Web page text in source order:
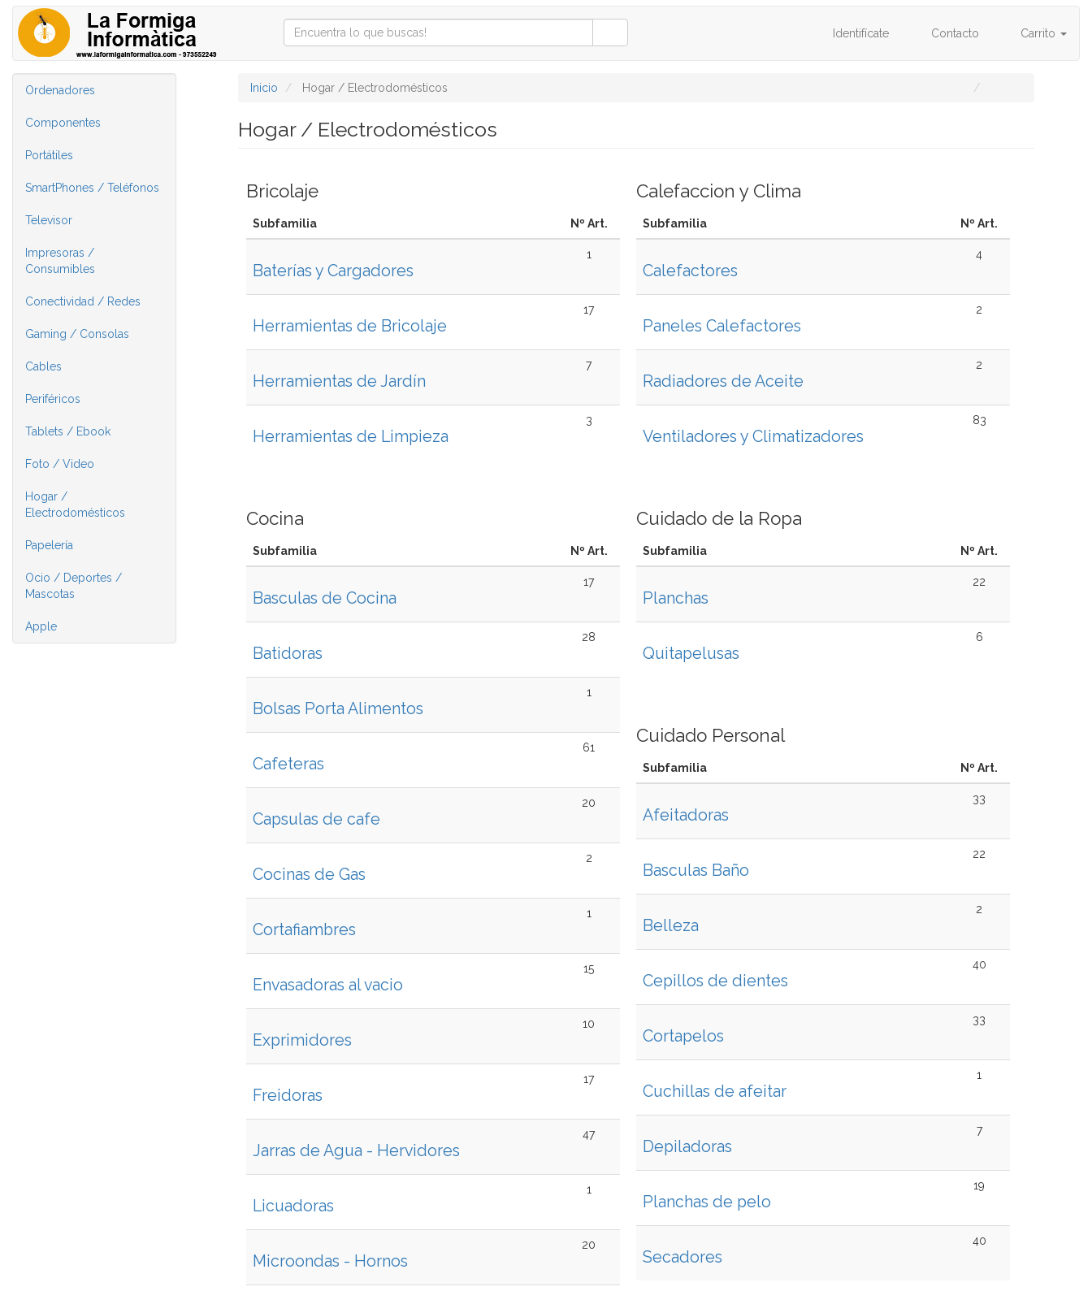
Identifícate Contacto Carrito
Ordenadores
Componentes
Portátiles
SmartPhones / Teléfonos
Televisor
Impresoras /
Consumibles
Conectividad / Redes
Gaming / Consolas
Cables
Periféricos
Tablets / Ebook
Foto / Video
Hogar /
Electrodomésticos
Papelería
Ocio / Deportes /
Mascotas
Apple
Inicio Hogar / Electrodomésticos
Hogar / Electrodomésticos
Bricolaje
Subfamilia Nº Art.
Baterías y Cargadores
1
Herramientas de Bricolaje
17
Herramientas de Jardín
7
Herramientas de Limpieza
3
Calefaccion y Clima
Subfamilia Nº Art.
Calefactores
4
Paneles Calefactores
2
Radiadores de Aceite
2
Ventiladores y Climatizadores
83
Cocina
Subfamilia Nº Art.
Basculas de Cocina
17
Batidoras
28
Bolsas Porta Alimentos
1
Cafeteras
61
Capsulas de cafe
20
Cocinas de Gas
2
Cortafiambres
1
Envasadoras al vacio
15
Exprimidores
10
Freidoras
17
Jarras de Agua - Hervidores
47
Licuadoras
1
Microondas - Hornos
20
Cuidado de la Ropa
Subfamilia Nº Art.
Planchas
22
Quitapelusas
6
Cuidado Personal
Subfamilia Nº Art.
Afeitadoras
33
Basculas Baño
22
Belleza
2
Cepillos de dientes
40
Cortapelos
33
Cuchillas de afeitar
1
Depiladoras
7
Planchas de pelo
19
Secadores
40